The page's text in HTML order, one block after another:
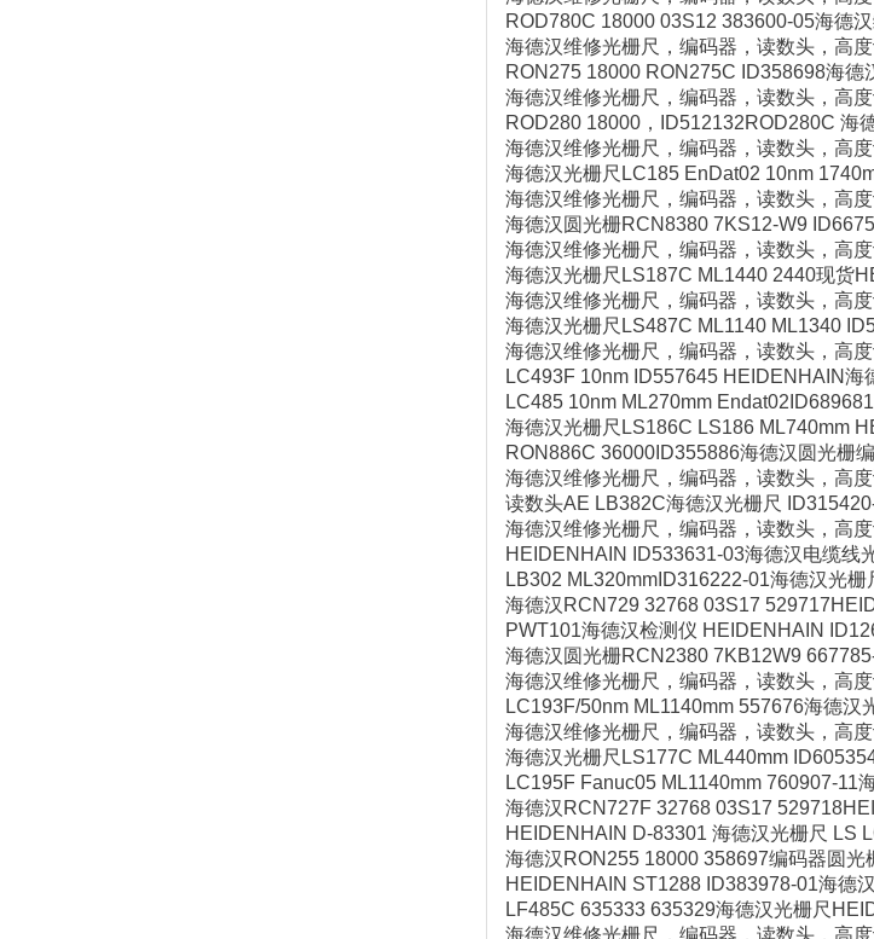
ROD780C 18000 03S12 383600-05海德
海德汉维修光栅尺，编码器，读数头，高
RON275 18000 RON275C ID358698海德
海德汉维修光栅尺，编码器，读数头，高
ROD280 18000，ID512132ROD280C 海
海德汉维修光栅尺，编码器，读数头，高
海德汉光栅尺LC185 EnDat02 10nm
海德汉维修光栅尺，编码器，读数头，高
海德汉圆光栅RCN8380 7KS12-W9
海德汉维修光栅尺，编码器，读数头，高
海德汉光栅尺LS187C ML1440 2440现货
海德汉维修光栅尺，编码器，读数头，高
海德汉光栅尺LS487C ML1140 ML1340
海德汉维修光栅尺，编码器，读数头，高
LC493F 10nm ID557645 HEIDENHAIN海
LC485 10nm ML270mm
海德汉光栅尺LS186C LS186 ML740mm
RON886C 36000ID355886海德汉圆光栅
海德汉维修光栅尺，编码器，读数头，高
读数头AE LB382C海德汉光栅尺
海德汉维修光栅尺，编码器，读数头，高
HEIDENHAIN ID533631-03海德汉电缆线
LB302 ML320mmID316222-01海德汉光
海德汉RCN729 32768 03S17
PWT101海德汉检测仪 HEIDENHAIN
海德汉圆光栅RCN2380 7KB12W9
海德汉维修光栅尺，编码器，读数头，高
LC193F/50nm ML1140mm 557676海德汉
海德汉维修光栅尺，编码器，读数头，高
海德汉光栅尺LS177C ML440mm
LC195F Fanuc05 ML1140mm 760907-11
海德汉RCN727F 32768 03S17
HEIDENHAIN D-83301 海德汉光栅尺 LS
海德汉RON255 18000 358697编码器圆光
HEIDENHAIN ST1288 ID383978-01海德
LF485C 635333 635329海德汉光栅尺
海德汉维修光栅尺，编码器，读数头，高